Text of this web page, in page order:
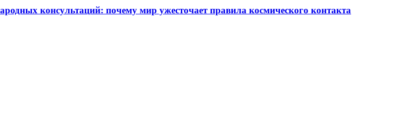
консультаций: почему мир ужесточает правила космического контакта